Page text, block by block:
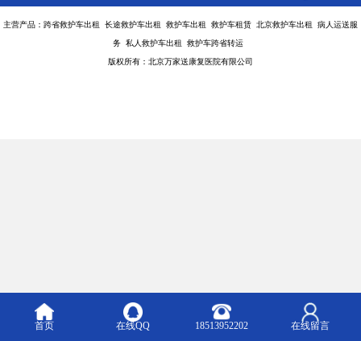
主营产品：跨省救护车出租 长途救护车出租 救护车出租 救护车租赁 北京救护车出租 病人运送服
务 私人救护车出租 救护车跨省转运
版权所有：北京万家送康复医院有限公司
首页 在线QQ 18513952202 在线留言